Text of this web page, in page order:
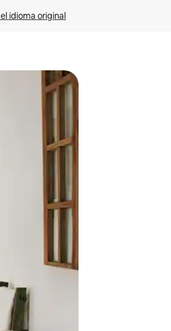
idioma original
el tacto o desliza el dedo.